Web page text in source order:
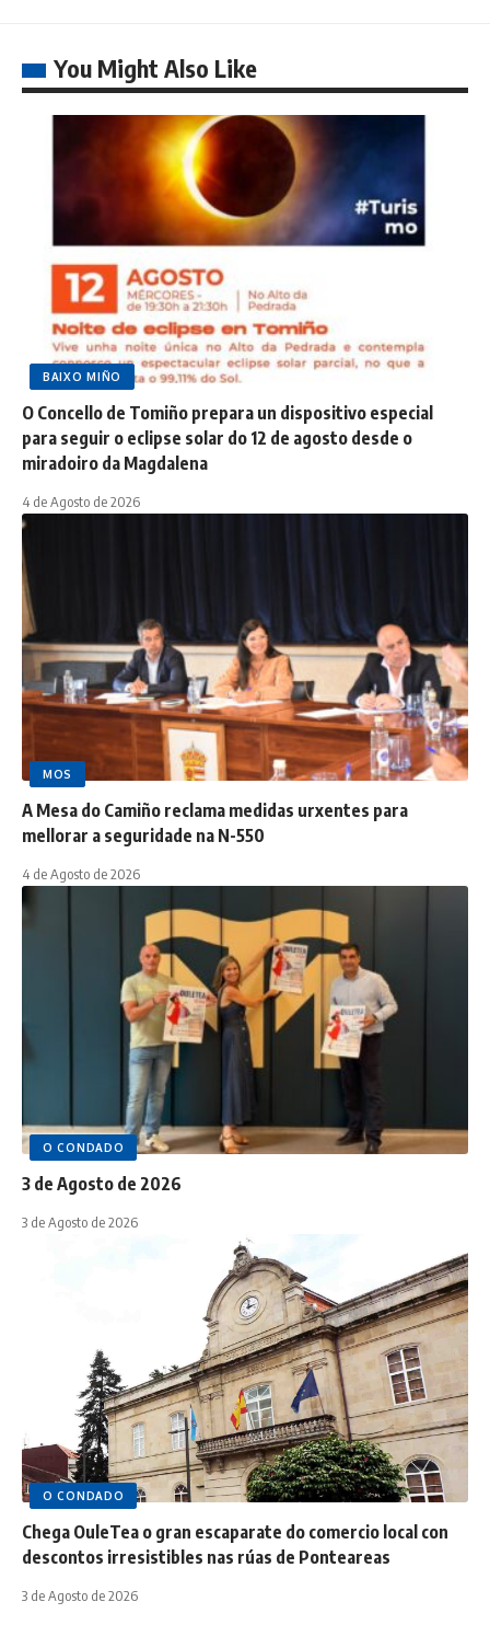
You Might Also Like
BAIXO MIÑO
O Concello de Tomiño prepara un dispositivo especial
para seguir o eclipse solar do 12 de agosto desde o
miradoiro da Magdalena
4 de Agosto de 2026
MOS
A Mesa do Camiño reclama medidas urxentes para
mellorar a seguridade na N-550
4 de Agosto de 2026
O CONDADO
3 de Agosto de 2026
3 de Agosto de 2026
O CONDADO
Chega OuleTea o gran escaparate do comercio local con
descontos irresistibles nas rúas de Ponteareas
3 de Agosto de 2026